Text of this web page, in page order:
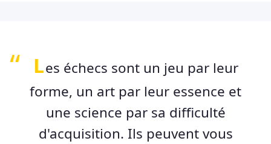
Les échecs sont un jeu par leur
forme, un art par leur essence et
une science par sa difficulté
d'acquisition. Ils peuvent vous